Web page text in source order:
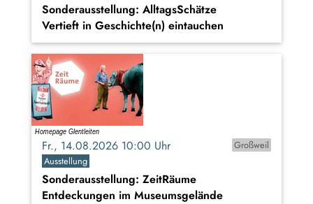
Sonderausstellung: AlltagsSchätze
Vertieft in Geschichte(n) eintauchen
Fr., 14.08.2026 10:00 Uhr
Großweil
Ausstellung
Sonderausstellung: ZeitRäume
Entdeckungen im Museumsgelände